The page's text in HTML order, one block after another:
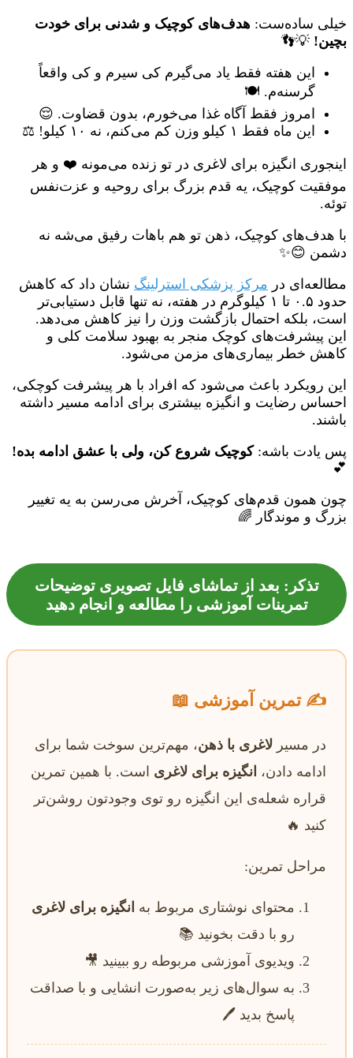
خیلی ساده‌ست: هدف‌های کوچیک و شدنی برای خودت
بچین! 💡👣
این هفته فقط یاد می‌گیرم کی سیرم و کی واقعاً
گرسنه‌م. 🍽️
امروز فقط آگاه غذا می‌خورم، بدون قضاوت. 😌
این ماه فقط ۱ کیلو وزن کم می‌کنم، نه ۱۰ کیلو! ⚖️
اینجوری انگیزه برای لاغری در تو زنده می‌مونه ❤️ و هر
موفقیت کوچیک، یه قدم بزرگ برای روحیه و عزت‌نفس
توئه.
با هدف‌های کوچیک، ذهن تو هم باهات رفیق می‌شه نه
دشمن 😊✨
مطالعه‌ای در مرکز پزشکی استرلینگ نشان داد که کاهش
حدود ۰.۵ تا ۱ کیلوگرم در هفته، نه تنها قابل دستیابی‌تر
است، بلکه احتمال بازگشت وزن را نیز کاهش می‌دهد.
این پیشرفت‌های کوچک منجر به بهبود سلامت کلی و
کاهش خطر بیماری‌های مزمن می‌شود.
این رویکرد باعث می‌شود که افراد با هر پیشرفت کوچکی،
احساس رضایت و انگیزه بیشتری برای ادامه مسیر داشته
باشند.
پس یادت باشه:کوچیک شروع کن، ولی با عشق ادامه بده!
💕
چون همون قدم‌های کوچیک، آخرش می‌رسن به یه تغییر
بزرگ و موندگار 🌈
تذکر: بعد از تماشای فایل تصویری توضیحات
تمرینات آموزشی را مطالعه و انجام دهید
✍️ تمرین آموزشی 📖
در مسیر لاغری با ذهن، مهم‌ترین سوخت شما برای
ادامه دادن، انگیزه برای لاغری است. با همین تمرین
قراره شعله‌ی این انگیزه رو توی وجودتون روشن‌تر
کنید 🔥
مراحل تمرین:
محتوای نوشتاری مربوط به انگیزه برای لاغری
رو با دقت بخونید 📚
ویدیوی آموزشی مربوطه رو ببینید 🎥
به سوال‌های زیر به‌صورت انشایی و با صداقت
پاسخ بدید 🖊️